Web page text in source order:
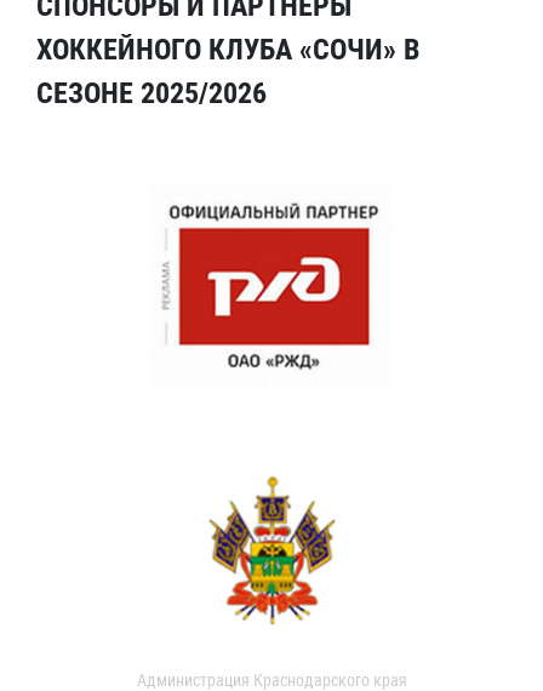
ХОККЕЙНОГО КЛУБА «СОЧИ» В
СЕЗОНЕ 2025/2026
Администрация Краснодарского края